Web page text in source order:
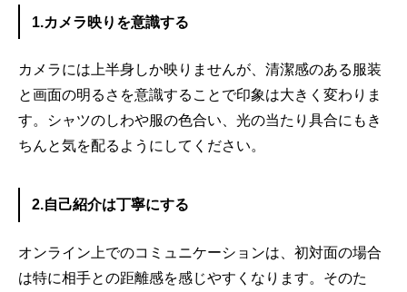
1.カメラ映りを意識する
カメラには上半身しか映りませんが、清潔感のある服装
と画面の明るさを意識することで印象は大きく変わりま
す。シャツのしわや服の色合い、光の当たり具合にもき
ちんと気を配るようにしてください。
2.自己紹介は丁寧にする
オンライン上でのコミュニケーションは、初対面の場合
は特に相手との距離感を感じやすくなります。そのた